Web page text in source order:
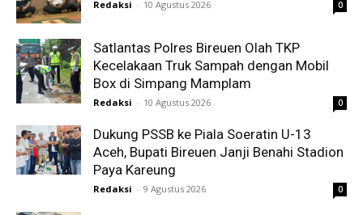
Redaksi - 10 Agustus 2026 0
Satlantas Polres Bireuen Olah TKP
Kecelakaan Truk Sampah dengan Mobil
Box di Simpang Mamplam
Redaksi - 10 Agustus 2026 0
Dukung PSSB ke Piala Soeratin U-13
Aceh, Bupati Bireuen Janji Benahi Stadion
Paya Kareung
Redaksi - 9 Agustus 2026 0